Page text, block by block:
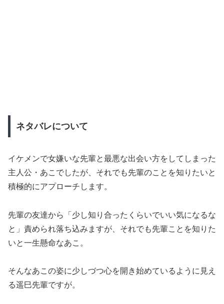
ネタバレについて
イケメンで女嫌いな先輩と最悪な出会い方をしてしまった
主人公・あこでしたが、それでも先輩のことを知りたいと
積極的にアプローチします。
先輩の友達から「少し知り合ったくらいでいい気になるな
と」責められ落ち込みますが、それでも先輩ことを知りた
いと一生懸命なあこ。
そんなあこの姿に少しづつ心を開き始めているように見え
る遥巳先輩ですが。